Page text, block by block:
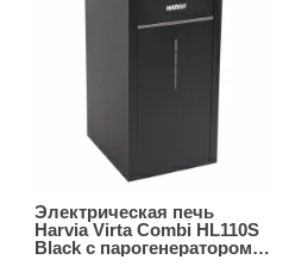
Электрическая печь
Harvia Virta Combi HL110S
Black с парогенератором,